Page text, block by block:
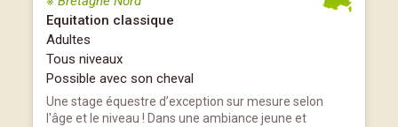
Equitation classique
Adultes
Tous niveaux
Possible avec son cheval
Une stage équestre d’exception sur mesure selon
l'âge et le niveau ! Dans une ambiance jeune et